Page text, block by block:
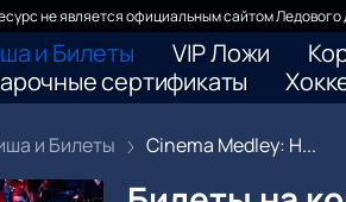
не является официальным сайтом
и Билеты VIP Ложи
сертификаты
и Билеты Cinema Medley: H...